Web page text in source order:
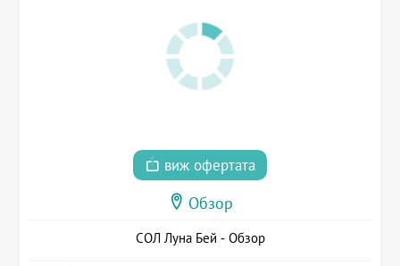
виж офертата
Обзор
СОЛ Луна Бей - Обзор